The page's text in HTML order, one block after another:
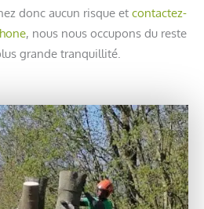
donc aucun risque et contactez-
, nous nous occupons du reste
grande tranquillité.